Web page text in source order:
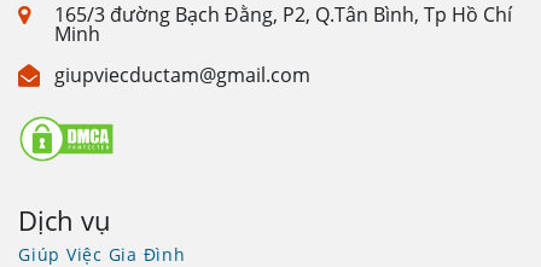
165/3 đường Bạch Đằng, P2, Q.Tân Bình, Tp Hồ Chí
Minh
giupviecductam@gmail.com
Dịch vụ
Giúp Việc Gia Đình